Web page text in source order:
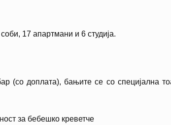
17 апартмани и 6 студија.
(со доплата), бањите се со специјална
за бебешко креветче